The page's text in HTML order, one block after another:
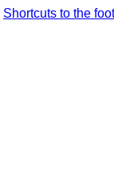
Shortcuts to the